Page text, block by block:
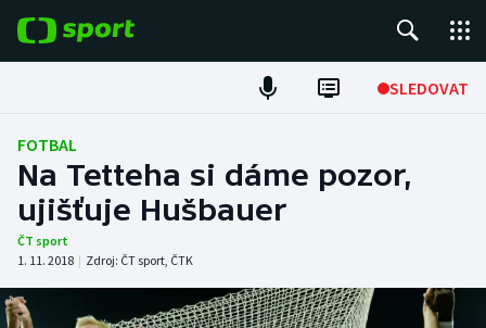
SLEDOVAT
Fotbal
Hokej
Tenis
Atletika
FOTBAL
Na Tetteha si dáme pozor,
ujišťuje Hušbauer
ČT sport
1. 11. 2018 | Zdroj: ČT sport, ČTK